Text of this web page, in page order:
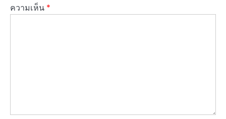
ความเห็น *